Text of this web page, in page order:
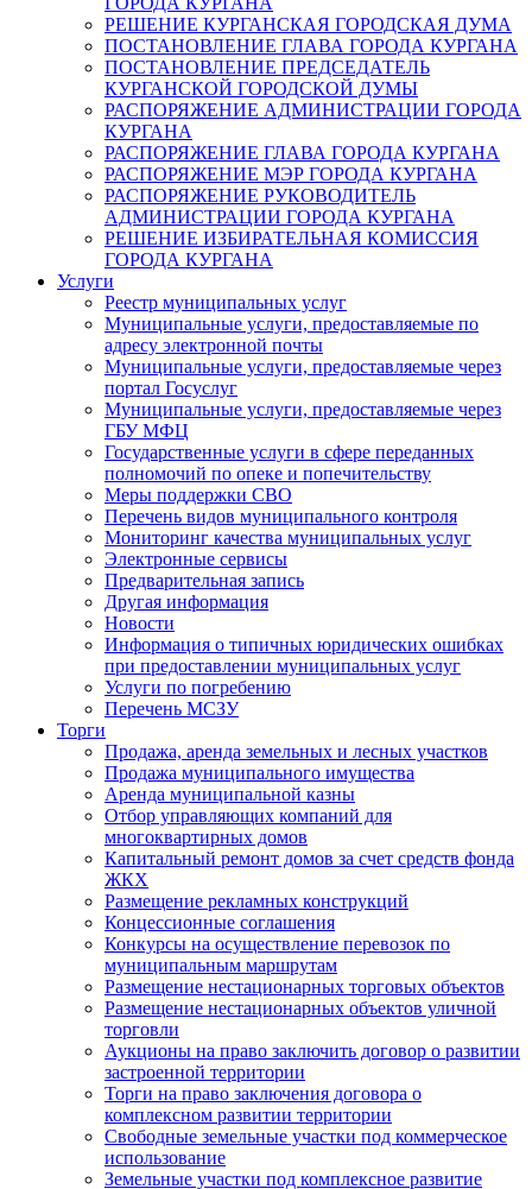
РЕШЕНИЕ КУРГАНСКАЯ ГОРОДСКАЯ ДУМА
ПОСТАНОВЛЕНИЕ ГЛАВА ГОРОДА КУРГАНА
ПОСТАНОВЛЕНИЕ ПРЕДСЕДАТЕЛЬ
КУРГАНСКОЙ ГОРОДСКОЙ ДУМЫ
РАСПОРЯЖЕНИЕ АДМИНИСТРАЦИИ ГОРОДА
КУРГАНА
РАСПОРЯЖЕНИЕ ГЛАВА ГОРОДА КУРГАНА
РАСПОРЯЖЕНИЕ МЭР ГОРОДА КУРГАНА
РАСПОРЯЖЕНИЕ РУКОВОДИТЕЛЬ
АДМИНИСТРАЦИИ ГОРОДА КУРГАНА
РЕШЕНИЕ ИЗБИРАТЕЛЬНАЯ КОМИССИЯ
ГОРОДА КУРГАНА
Услуги
Реестр муниципальных услуг
Муниципальные услуги, предоставляемые по
адресу электронной почты
Муниципальные услуги, предоставляемые через
портал Госуслуг
Муниципальные услуги, предоставляемые через
ГБУ МФЦ
Государственные услуги в сфере переданных
полномочий по опеке и попечительству
Меры поддержки СВО
Перечень видов муниципального контроля
Мониторинг качества муниципальных услуг
Электронные сервисы
Предварительная запись
Другая информация
Новости
Информация о типичных юридических ошибках
при предоставлении муниципальных услуг
Услуги по погребению
Перечень МСЗУ
Торги
Продажа, аренда земельных и лесных участков
Продажа муниципального имущества
Аренда муниципальной казны
Отбор управляющих компаний для
многоквартирных домов
Капитальный ремонт домов за счет средств фонда
ЖКХ
Размещение рекламных конструкций
Концессионные соглашения
Конкурсы на осуществление перевозок по
муниципальным маршрутам
Размещение нестационарных торговых объектов
Размещение нестационарных объектов уличной
торговли
Аукционы на право заключить договор о развитии
застроенной территории
Торги на право заключения договора о
комплексном развитии территории
Свободные земельные участки под коммерческое
использование
Земельные участки под комплексное развитие